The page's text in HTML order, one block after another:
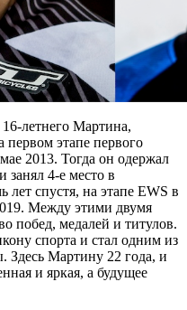
летнего Мартина,
этапе первого
2013. Тогда он одержал
занял 4-е место в
лет спустя, на этапе EWS в
Между этими двумя
побед, медалей и титулов.
спорта и стал одним из
Здесь Мартину 22 года, и
и яркая, а будущее